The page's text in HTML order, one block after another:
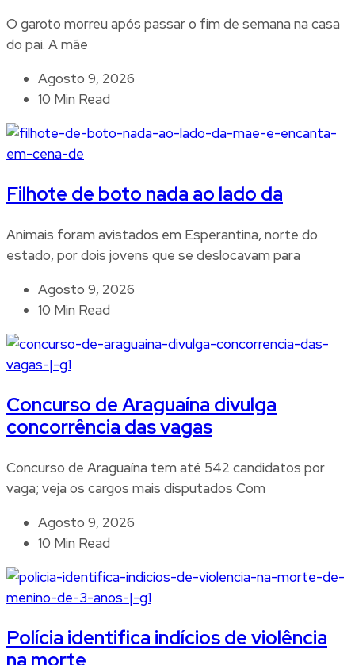
O garoto morreu após passar o fim de semana na casa
do pai. A mãe
Agosto 9, 2026
10 Min Read
Filhote de boto nada ao lado da
Animais foram avistados em Esperantina, norte do
estado, por dois jovens que se deslocavam para
Agosto 9, 2026
10 Min Read
Concurso de Araguaína divulga
concorrência das vagas
Concurso de Araguaína tem até 542 candidatos por
vaga; veja os cargos mais disputados Com
Agosto 9, 2026
10 Min Read
Polícia identifica indícios de violência